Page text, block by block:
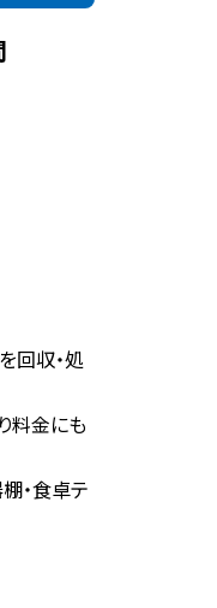
回収・処
料金にも
・食卓テ